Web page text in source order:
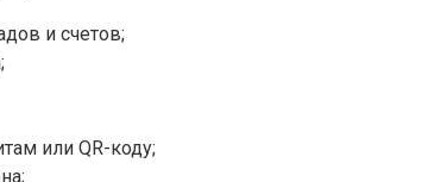
и счетов;
или QR-коду;